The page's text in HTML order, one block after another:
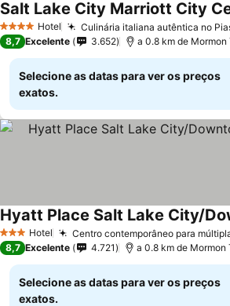
4 EstrelasHotel Culinária italiana autêntica no
Salt Lake City Marriott City
8,7 Excelente 3.652 a 0.8 km de
Selecione as datas para ver os preços
exatos.
3 EstrelasHotel Centro contemporâneo para
8,7 Excelente 4.721 a 0.8 km de Mormon
Selecione as datas para ver os preços
exatos.